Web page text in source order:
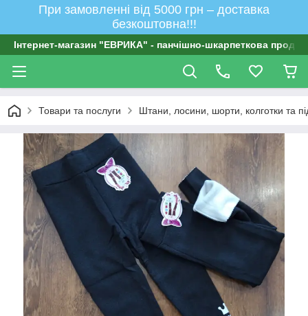
При замовленні від 5000 грн – доставка
безкоштовна!!!
Інтернет-магазин "ЕВРИКА" - панчішно-шкарпеткова
Товари та послуги Штани, лосини, шорти, колготки та